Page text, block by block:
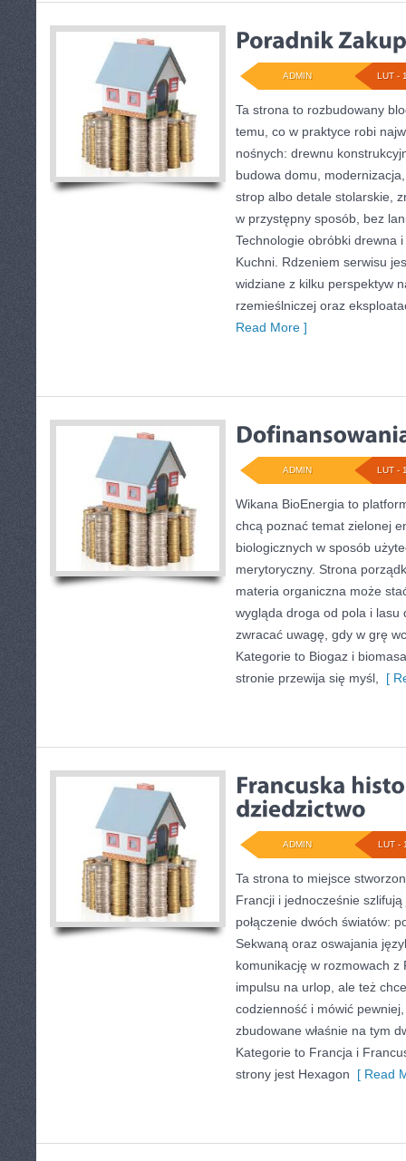
LUT -
ADMIN
Ta strona to rozbudowany
temu, co w praktyce robi
nośnych: drewnu
budowa domu,
strop albo detale stolarskie,
w przystępny sposób, bez
Technologie obróbki drewna
Kuchni. Rdzeniem serwisu
widziane z kilku perspektyw
rzemieślniczej oraz
Read More ]
LUT -
ADMIN
Wikana BioEnergia to
chcą poznać temat zielonej
biologicznych w sposób
merytoryczny. Strona
materia organiczna może
wygląda droga od pola i lasu
zwracać uwagę, gdy w grę
Kategorie to Biogaz i
stronie przewija się myśl,
[
LUT -
ADMIN
Ta strona to miejsce
Francji i jednocześnie
połączenie dwóch światów:
Sekwaną oraz oswajania
komunikację w rozmowach z
impulsu na urlop, ale też
codzienność i mówić
zbudowane właśnie na tym
Kategorie to Francja i
strony jest Hexagon [ Read